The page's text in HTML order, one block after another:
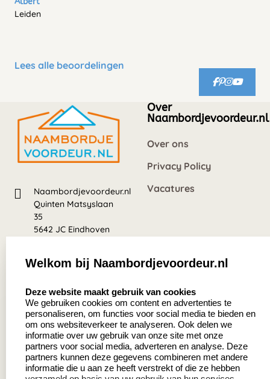
Leiden
Lees alle beoordelingen
Naambordjevoordeur.nl
Quinten Matsyslaan
35
5642 JC Eindhoven
639 beoordelingen
Over
Naambordjevoordeur.nl
Over ons
Privacy Policy
Vacatures
Zakelijk:
Aanvraag op maat
Cadeaubonnen
Klantenservice:
Contact
Veelgestelde vragen
Welkom bij Naambordjevoordeur.nl
Deze website maakt gebruik van cookies
We gebruiken cookies om content en advertenties te
personaliseren, om functies voor social media te bieden en
om ons websiteverkeer te analyseren. Ook delen we
informatie over uw gebruik van onze site met onze
partners voor social media, adverteren en analyse. Deze
partners kunnen deze gegevens combineren met andere
informatie die u aan ze heeft verstrekt of die ze hebben